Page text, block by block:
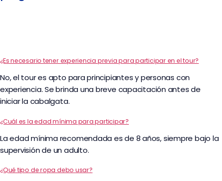
¿Es necesario tener experiencia previa para participar en el tour?
No, el tour es apto para principiantes y personas con
experiencia. Se brinda una breve capacitación antes de
iniciar la cabalgata.
¿Cuál es la edad mínima para participar?
La edad mínima recomendada es de 8 años, siempre bajo la
supervisión de un adulto.
¿Qué tipo de ropa debo usar?